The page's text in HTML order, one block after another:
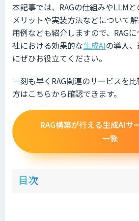
本記事では、RAGの仕組みやLLM
メリットや実装方法などについて
用例なども紹介しますので、RAG
社における効果的な生成AIの導入
にぜひお役立てください。
一刻も早くRAG関連のサービスを
方はこちらから確認できます。
RAG構築が行える生成AIサ
一覧
目次